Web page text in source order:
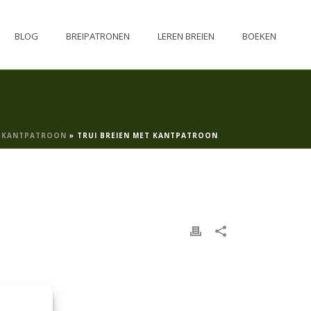
BLOG BREIPATRONEN LEREN BREIEN BOEKEN
» TRUI BREIEN MET KANTPATROON